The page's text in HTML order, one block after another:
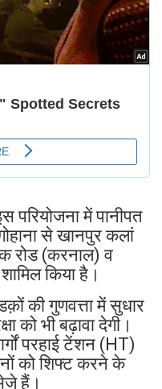
परियोजना में पानीपत
से खानपुर कलां
रोड (करनाल) व
किया है।
की गुणवत्ता में सुधार
को भी बढ़ावा देगी।
परहाई टेंशन (HT)
को शिफ्ट करने के
हैं।